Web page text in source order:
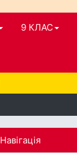
9 КЛАС
Навігація